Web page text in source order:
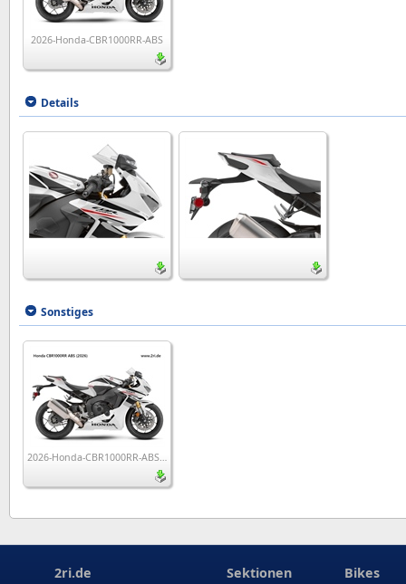
2026-Honda-CBR1000RR-ABS
Details
Sonstiges
2026-Honda-CBR1000RR-ABS_wp1
2ri.de Sektionen Bikes